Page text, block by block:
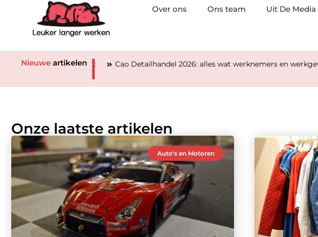
Over ons Ons team Uit De Media
Nieuweartikelen
hebt Cao Detailhandel 2026: alles wat werknemers en werkgevers moeten weten
Onze laatste artikelen
Auto's en Motoren